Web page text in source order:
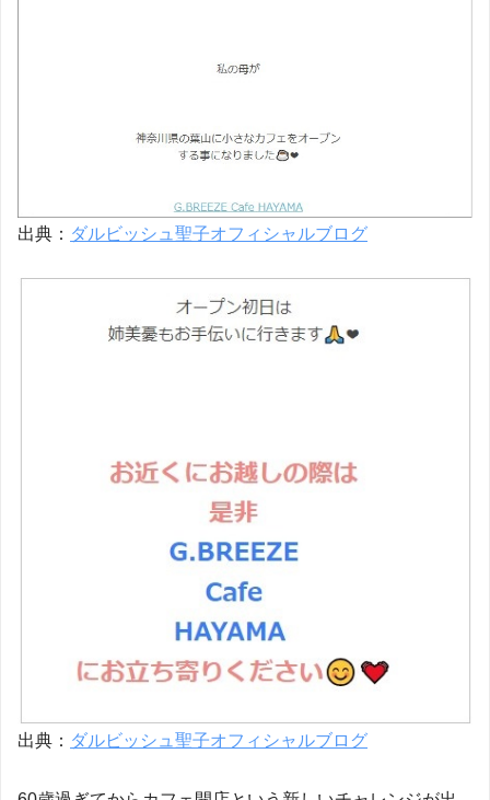
出典： ダルビッシュ聖子オフィシャルブログ
出典： ダルビッシュ聖子オフィシャルブログ